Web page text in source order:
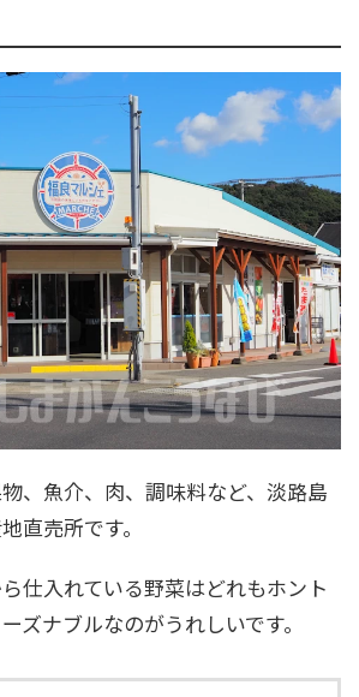
、魚介、肉、調味料など、淡路島
直売所です。
仕入れている野菜はどれもホント
ズナブルなのがうれしいです。